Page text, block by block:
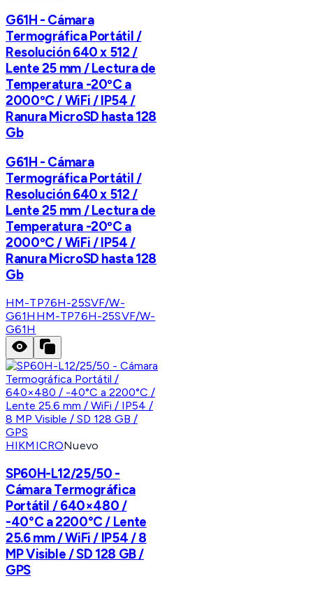
G61H - Cámara
Termográfica Portátil /
Resolución 640 x 512 /
Lente 25 mm / Lectura de
Temperatura -20ºC a
2000ºC / WiFi / IP54 /
Ranura MicroSD hasta 128
Gb
G61H - Cámara
Termográfica Portátil /
Resolución 640 x 512 /
Lente 25 mm / Lectura de
Temperatura -20ºC a
2000ºC / WiFi / IP54 /
Ranura MicroSD hasta 128
Gb
HM-TP76H-25SVF/W-
G61H HM-TP76H-25SVF/W-
G61H
HIKMICRONuevo
SP60H-L12/25/50 -
Cámara Termográfica
Portátil / 640×480 /
-40°C a 2200°C / Lente
25.6 mm / WiFi / IP54 / 8
MP Visible / SD 128 GB /
GPS